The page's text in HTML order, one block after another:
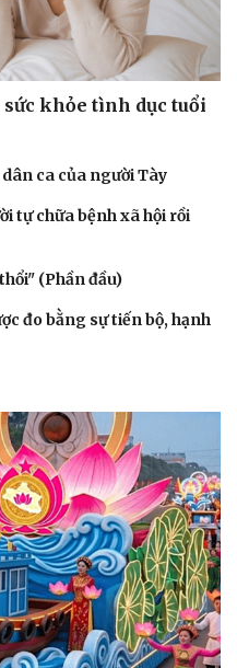
Giải trí
Nghệ sĩ
Thời trang
Sao Việt
khỏe tình dục tuổi
ca của người Tày
tự chữa bệnh xã hội rồi
(Phần đầu)
đo bằng sự tiến bộ, hạnh